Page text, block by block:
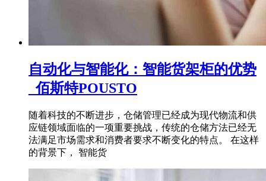
自动化与智能化：智能货架柜的优势
_佰斯特POUSTO
随着科技的不断进步，仓储管理已经成为现代物流和供
应链领域面临的一项重要挑战，传统的仓储方法已经无
法满足市场需求和消费者要求不断变化的特点。 在这样
的背景下， 智能货